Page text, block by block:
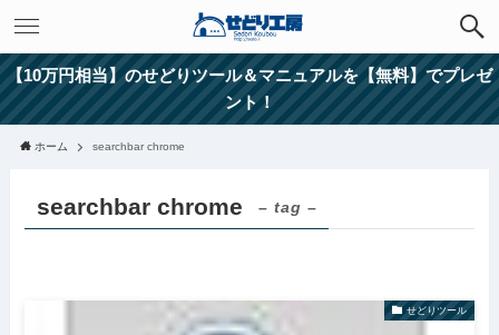
【10万円相当】のせどりツール＆マニュアルを【無料】でプレゼ
ント！
ホーム searchbar chrome
searchbar chrome – tag –
せどりツール